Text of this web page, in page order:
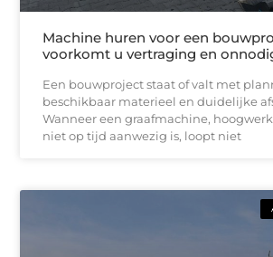
Machine huren voor een
voorkomt u vertraging en
Een bouwproject staat of valt met
beschikbaar materieel en duidelijke
Wanneer een graafmachine,
niet op tijd aanwezig is, loopt niet